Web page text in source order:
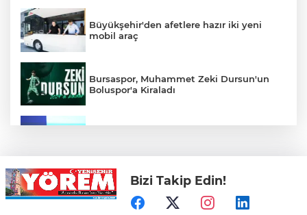
Büyükşehir'den afetlere hazır iki yeni
mobil araç
Bursaspor, Muhammet Zeki Dursun'un
Boluspor'a Kiraladı
Bursa'nın Temmuz ayı ihracatı 3 milyar
914 milyon dolara ulaştı
Bizi Takip Edin!